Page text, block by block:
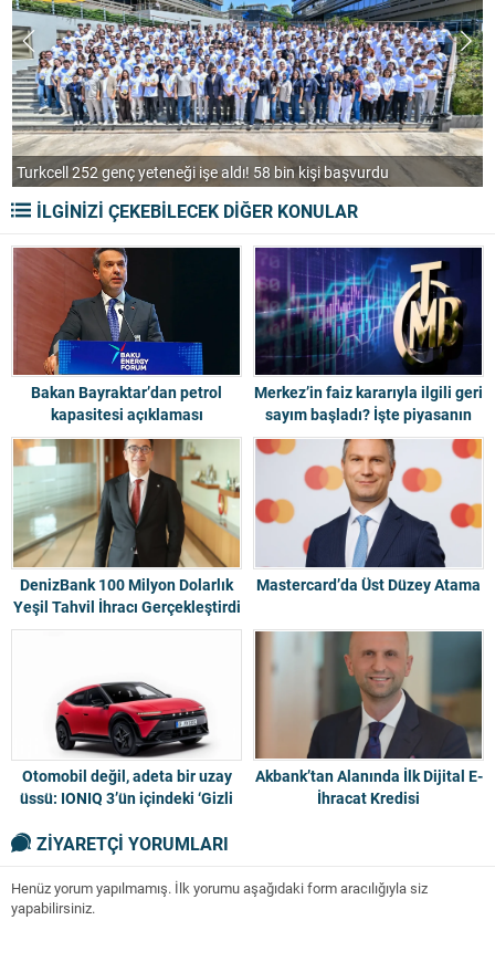
Türker VEYAŞ halka arz ediliyor! 12-13-14 Ağustos’ta talep
toplayacak
İLGİNİZİ ÇEKEBİLECEK DİĞER KONULAR
Bakan Bayraktar’dan petrol
kapasitesi açıklaması
Merkez’in faiz kararıyla ilgili geri
sayım başladı? İşte piyasanın
faiz beklentisi
DenizBank 100 Milyon Dolarlık
Yeşil Tahvil İhracı Gerçekleştirdi
Mastercard’da Üst Düzey Atama
Otomobil değil, adeta bir uzay
üssü: IONIQ 3’ün içindeki ‘Gizli
Akbank’tan Alanında İlk Dijital E-
İhracat Kredisi
ZİYARETÇİ YORUMLARI
Henüz yorum yapılmamış. İlk yorumu aşağıdaki form aracılığıyla siz
yapabilirsiniz.